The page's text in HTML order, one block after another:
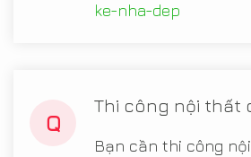
ke-nha-dep
Q
Thi công nội thất
Bạn cần thi công